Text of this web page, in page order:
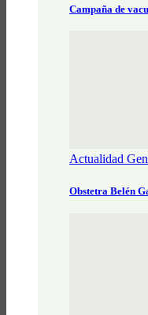
Campaña de
Actualidad
Obstetra Belén